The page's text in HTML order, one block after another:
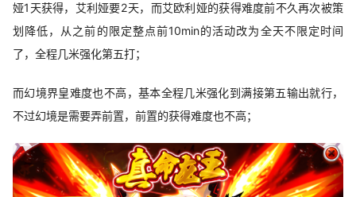
娅1天获得，艾利娅要2天，而艾欧利娅的获得难度前不久再次被策
划降低，从之前的限定整点前10min的活动改为全天不限定时间
了，全程几米强化第五打；
而幻境界皇难度也不高，基本全程几米强化到满接第五输出就行，
不过幻境是需要弄前置，前置的获得难度也不高；